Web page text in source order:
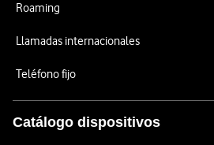
Roaming
Llamadas internacionales
Teléfono fijo
Catálogo dispositivos